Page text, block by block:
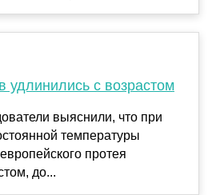
удлинились с возрастом
выяснили, что при
температуры
протея
до...